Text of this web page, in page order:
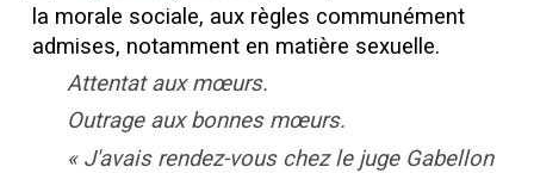
la morale sociale, aux règles communément
admises, notamment en matière sexuelle.
Attentat aux mœurs.
Outrage aux bonnes mœurs.
« J'avais rendez-vous chez le juge Gabellon